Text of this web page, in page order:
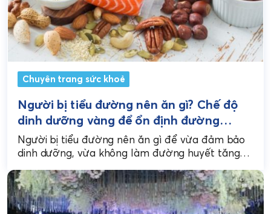
Chuyên trang sức khoẻ
Người bị tiểu đường nên ăn gì? Chế độ
dinh dưỡng vàng để ổn định đường
huyết
Người bị tiểu đường nên ăn gì để vừa đảm bảo
dinh dưỡng, vừa không làm đường huyết tăng